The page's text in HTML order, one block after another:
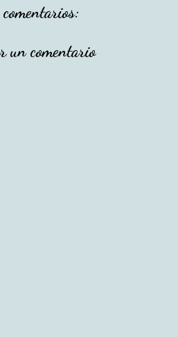
un comentario